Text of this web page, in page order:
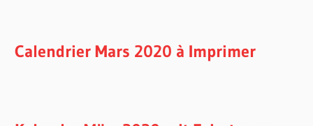
Calendrier Mars 2020 à Imprimer